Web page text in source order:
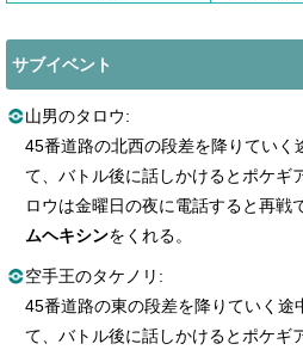
サブイベント
山男のタロウ:
45番道路の北西の段差を降りていく
て、バトル後に話しかけるとポケギ
ロウは金曜日の夜に電話すると再戦
ムヘキシンをくれる。
空手王のタケノリ:
45番道路の東の段差を降りていく途
て、バトル後に話しかけるとポケギ